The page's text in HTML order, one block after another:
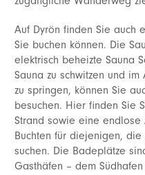
Auf Dyrön finden Sie auch
Sie buchen können. Die
elektrisch beheizte Sauna
Sauna zu schwitzen und
zu springen, können Sie
besuchen. Hier finden Sie
Strand sowie eine endlose
Buchten für diejenigen,
suchen. Die Badeplätze
Gasthäfen – dem